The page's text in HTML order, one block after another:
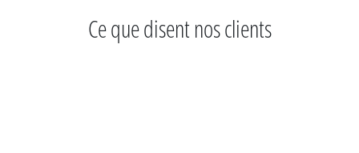
Ce que disent nos clients